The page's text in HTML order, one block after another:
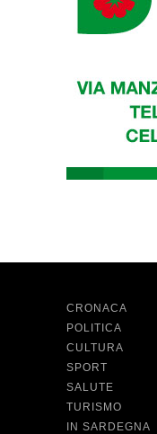
CRONACA
POLITICA
CULTURA
SPORT
SALUTE
TURISMO
IN SARDEGNA